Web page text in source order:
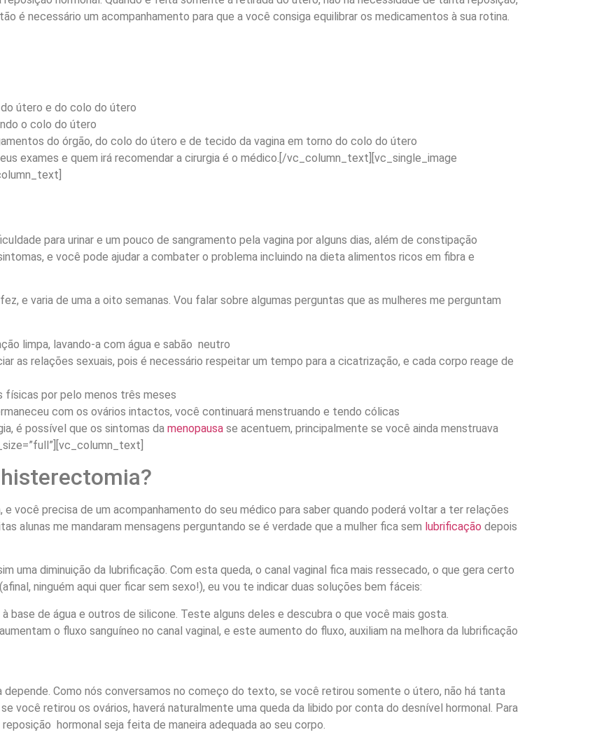
é necessário um acompanhamento para que a você consiga equilibrar os medicamentos à sua rotina.
útero e do colo do útero
o colo do útero
do órgão, do colo do útero e de tecido da vagina em torno do colo do útero
exames e quem irá recomendar a cirurgia é o médico.[/vc_column_text][vc_single_image
para urinar e um pouco de sangramento pela vagina por alguns dias, além de constipação
e você pode ajudar a combater o problema incluindo na dieta alimentos ricos em fibra e
e varia de uma a oito semanas. Vou falar sobre algumas perguntas que as mulheres me perguntam
limpa, lavando-a com água e sabão neutro
as relações sexuais, pois é necessário respeitar um tempo para a cicatrização, e cada corpo reage de
físicas por pelo menos três meses
com os ovários intactos, você continuará menstruando e tendo cólicas
é possível que os sintomas da menopausa se acentuem, principalmente se você ainda menstruava
você precisa de um acompanhamento do seu médico para saber quando poderá voltar a ter relações
alunas me mandaram mensagens perguntando se é verdade que a mulher fica sem lubrificação depois
uma diminuição da lubrificação. Com esta queda, o canal vaginal fica mais ressecado, o que gera certo
ninguém aqui quer ficar sem sexo!), eu vou te indicar duas soluções bem fáceis:
base de água e outros de silicone. Teste alguns deles e descubra o que você mais gosta.
aumentam o fluxo sanguíneo no canal vaginal, e este aumento do fluxo, auxiliam na melhora da lubrificação
Como nós conversamos no começo do texto, se você retirou somente o útero, não há tanta
você retirou os ovários, haverá naturalmente uma queda da libido por conta do desnível hormonal. Para
hormonal seja feita de maneira adequada ao seu corpo.